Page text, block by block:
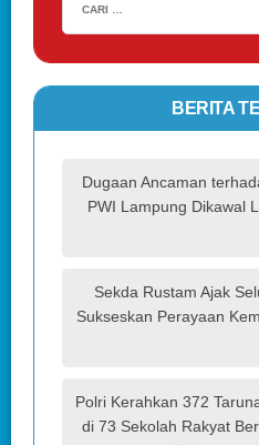
BERITA
Dugaan Ancaman
PWI Lampung Dikawal
Sekda Rustam Ajak
Sukseskan Perayaan
Polri Kerahkan 372
di 73 Sekolah Rakyat